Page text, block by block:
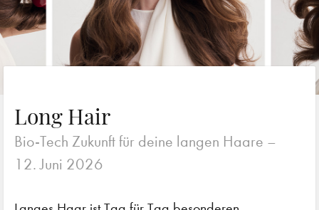
Long Hair
Bio-Tech Zukunft für deine langen Haare –
12. Juni 2026